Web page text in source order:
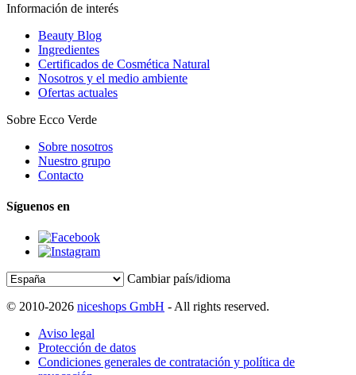
Información de interés
Beauty Blog
Ingredientes
Certificados de Cosmética Natural
Nosotros y el medio ambiente
Ofertas actuales
Sobre Ecco Verde
Sobre nosotros
Nuestro grupo
Contacto
Síguenos en
Cambiar país/idioma
© 2010-2026 niceshops GmbH - All rights reserved.
Aviso legal
Protección de datos
Condiciones generales de contratación y política de